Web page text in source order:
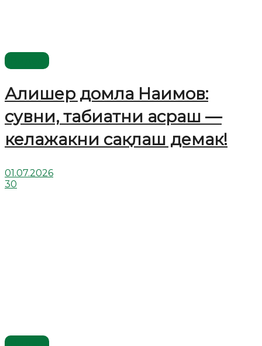
Алишер домла Наимов:
сувни, табиатни асраш —
келажакни сақлаш демак!
01.07.2026
30